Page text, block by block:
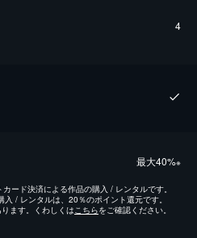
4
最⼤40%※
ード決済による作品の購入 / レンタルです。
/ レンタルは、20％のポイント還元です。
ます。くわしくは こちらをご確認ください。